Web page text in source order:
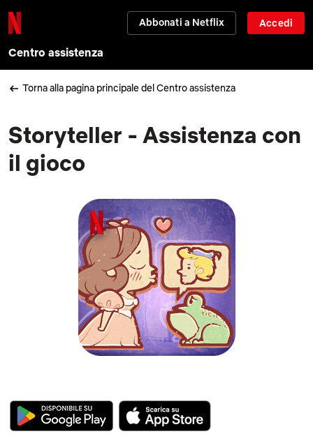
Abbonati a Netflix Accedi
Centro assistenza
Torna alla pagina principale del Centro assistenza
Storyteller - Assistenza con
il gioco